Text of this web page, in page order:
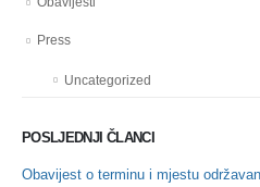
Press
Uncategorized
POSLJEDNJI ČLANCI
Obavijest o terminu i mjestu